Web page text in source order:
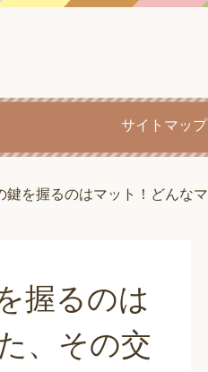
サイトマップ
鍵を握るのはマット！どんな
握るのは
、その交